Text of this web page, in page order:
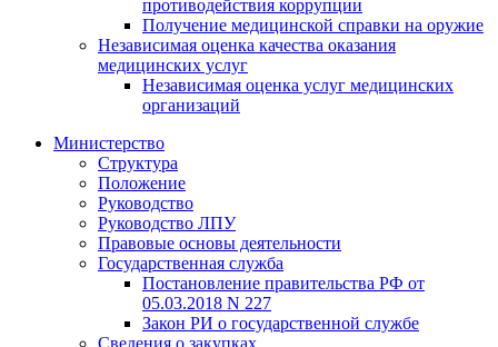
противодействия коррупции
Получение медицинской справки на оружие
Независимая оценка качества оказания
медицинских услуг
Независимая оценка услуг медицинскиx
организаций
Министерство
Структура
Положение
Руководство
Руководство ЛПУ
Правовые основы деятельности
Государственная служба
Постановление правительства РФ от
05.03.2018 N 227
Закон РИ о государственной службе
Сведения о закупках